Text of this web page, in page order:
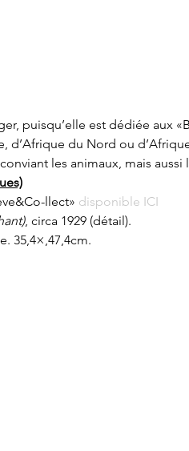
puisqu’elle est dédiée aux
d’Afrique du Nord ou
les animaux, mais
llect» disponible ICI
, circa 1929 (détail).
35,4×,47,4cm.